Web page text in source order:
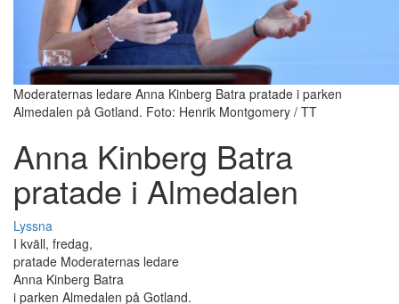
Moderaternas ledare Anna Kinberg Batra pratade i parken
Almedalen på Gotland. Foto: Henrik Montgomery / TT
Anna Kinberg Batra
pratade i Almedalen
Lyssna
I kväll, fredag,
pratade Moderaternas ledare
Anna Kinberg Batra
i parken Almedalen på Gotland.